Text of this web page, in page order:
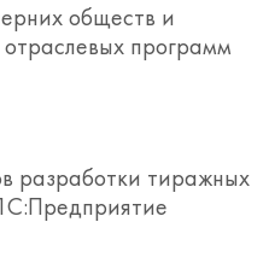
обществ и
программ
разработки тиражных